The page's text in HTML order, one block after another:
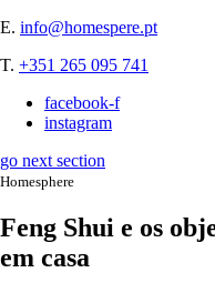
E. info@homespere.pt
T. +351 265 095 741
facebook-f
instagram
go next section
Homesphere
Feng Shui e os
em casa